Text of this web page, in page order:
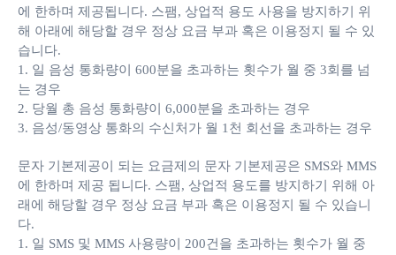
에 한하며 제공됩니다. 스팸, 상업적 용도 사용을 방지하기 위
해 아래에 해당할 경우 정상 요금 부과 혹은 이용정지 될 수 있
습니다.
1. 일 음성 통화량이 600분을 초과하는 횟수가 월 중 3회를 넘
는 경우
2. 당월 총 음성 통화량이 6,000분을 초과하는 경우
3. 음성/동영상 통화의 수신처가 월 1천 회선을 초과하는 경우
문자 기본제공이 되는 요금제의 문자 기본제공은 SMS와 MMS
에 한하며 제공 됩니다. 스팸, 상업적 용도를 방지하기 위해 아
래에 해당할 경우 정상 요금 부과 혹은 이용정지 될 수 있습니
다.
1. 일 SMS 및 MMS 사용량이 200건을 초과하는 횟수가 월 중